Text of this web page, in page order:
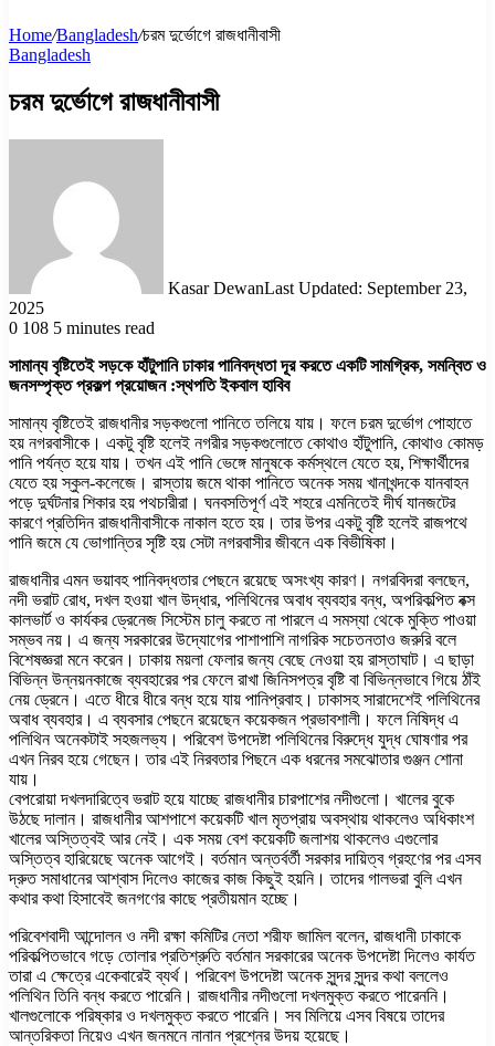
Home/Bangladesh/চরম দুর্ভোগে রাজধানীবাসী
Bangladesh
চরম দুর্ভোগে রাজধানীবাসী
Kasar DewanLast Updated: September 23,
2025
0 108 5 minutes read
সামান্য বৃষ্টিতেই সড়কে হাঁটুপানি ঢাকার পানিবদ্ধতা দূর করতে একটি সামগ্রিক, সমন্বিত ও
জনসম্পৃক্ত প্রকল্প প্রয়োজন :স্থপতি ইকবাল হাবিব
সামান্য বৃষ্টিতেই রাজধানীর সড়কগুলো পানিতে তলিয়ে যায়। ফলে চরম দুর্ভোগ পোহাতে
হয় নগরবাসীকে। একটু বৃষ্টি হলেই নগরীর সড়কগুলোতে কোথাও হাঁটুপানি, কোথাও কোমড়
পানি পর্যন্ত হয়ে যায়। তখন এই পানি ভেঙ্গে মানুষকে কর্মস্থলে যেতে হয়, শিক্ষার্থীদের
যেতে হয় স্কুল-কলেজে। রাস্তায় জমে থাকা পানিতে অনেক সময় খানাখন্দকে যানবাহন
পড়ে দুর্ঘটনার শিকার হয় পথচারীরা। ঘনবসতিপূর্ণ এই শহরে এমনিতেই দীর্ঘ যানজটের
কারণে প্রতিদিন রাজধানীবাসীকে নাকাল হতে হয়। তার উপর একটু বৃষ্টি হলেই রাজপথে
পানি জমে যে ভোগান্তির সৃষ্টি হয় সেটা নগরবাসীর জীবনে এক বিভীষিকা।
রাজধানীর এমন ভয়াবহ পানিবদ্ধতার পেছনে রয়েছে অসংখ্য কারণ। নগরবিদরা বলছেন,
নদী ভরাট রোধ, দখল হওয়া খাল উদ্ধার, পলিথিনের অবাধ ব্যবহার বন্ধ, অপরিকল্পিত বক্স
কালভার্ট ও কার্যকর ড্রেনেজ সিস্টেম চালু করতে না পারলে এ সমস্যা থেকে মুক্তি পাওয়া
সম্ভব নয়। এ জন্য সরকারের উদ্যোগের পাশাপাশি নাগরিক সচেতনতাও জরুরি বলে
বিশেষজ্ঞরা মনে করেন। ঢাকায় ময়লা ফেলার জন্য বেছে নেওয়া হয় রাস্তাঘাট। এ ছাড়া
বিভিন্ন উন্নয়নকাজে ব্যবহারের পর ফেলে রাখা জিনিসপত্র বৃষ্টি বা বিভিন্নভাবে গিয়ে ঠাঁই
নেয় ড্রেনে। এতে ধীরে ধীরে বন্ধ হয়ে যায় পানিপ্রবাহ। ঢাকাসহ সারাদেশেই পলিথিনের
অবাধ ব্যবহার। এ ব্যবসার পেছনে রয়েছেন কয়েকজন প্রভাবশালী। ফলে নিষিদ্ধ এ
পলিথিন অনেকটাই সহজলভ্য। পরিবেশ উপদেষ্টা পলিথিনের বিরুদ্ধে যুদ্ধ ঘোষণার পর
এখন নিরব হয়ে গেছেন। তার এই নিরবতার পিছনে এক ধরনের সমঝোতার গুঞ্জন শোনা
যায়।
বেপরোয়া দখলদারিত্বে ভরাট হয়ে যাচ্ছে রাজধানীর চারপাশের নদীগুলো। খালের বুকে
উঠছে দালান। রাজধানীর আশপাশে কয়েকটি খাল মৃতপ্রায় অবস্থায় থাকলেও অধিকাংশ
খালের অস্তিত্বই আর নেই। এক সময় বেশ কয়েকটি জলাশয় থাকলেও এগুলোর
অস্তিত্ব হারিয়েছে অনেক আগেই। বর্তমান অন্তর্বর্তী সরকার দায়িত্ব গ্রহণের পর এসব
দ্রুত সমাধানের আশ্বাস দিলেও কাজের কাজ কিছুই হয়নি। তাদের গালভরা বুলি এখন
কথার কথা হিসাবেই জনগণের কাছে প্রতীয়মান হচ্ছে।
পরিবেশবাদী আন্দোলন ও নদী রক্ষা কমিটির নেতা শরীফ জামিল বলেন, রাজধানী ঢাকাকে
পরিকল্পিতভাবে গড়ে তোলার প্রতিশ্রুতি বর্তমান সরকারের অনেক উপদেষ্টা দিলেও কার্যত
তারা এ ক্ষেত্রে একেবারেই ব্যর্থ। পরিবেশ উপদেষ্টা অনেক সুন্দর সুন্দর কথা বললেও
পলিথিন তিনি বন্ধ করতে পারেনি। রাজধানীর নদীগুলো দখলমুক্ত করতে পারেননি।
খালগুলোকে পরিষ্কার ও দখলমুক্ত করতে পারেনি। সব মিলিয়ে এসব বিষয়ে তাদের
আন্তরিকতা নিয়েও এখন জনমনে নানান প্রশ্নের উদয় হয়েছে।